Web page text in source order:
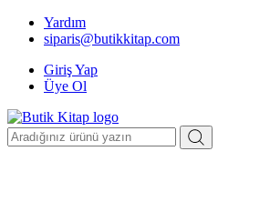
Yardım
siparis@butikkitap.com
Giriş Yap
Üye Ol